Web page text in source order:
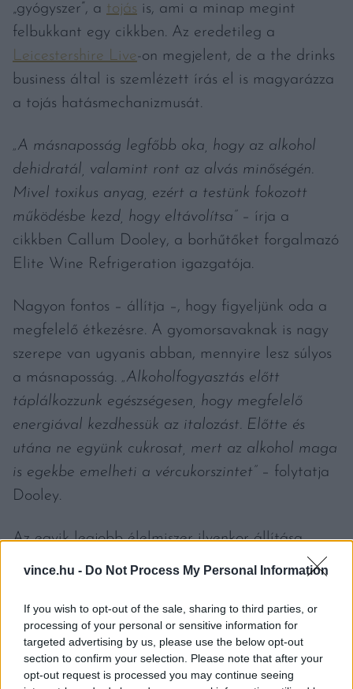
vince.hu - Do Not Process My Personal Information
If you wish to opt-out of the sale, sharing to third parties, or
processing of your personal or sensitive information for
targeted advertising by us, please use the below opt-out
section to confirm your selection. Please note that after your
opt-out request is processed you may continue seeing
„gyógyszer”, a tojás is, ami a minap megint
felbukkant egy cikkben. Az eredetileg a
Leicestershire Live-on megjelent, de a the drinks
business által is szemlézett írás el is magyarázza
a tojás hatásmechanizmusát.
„A másnaposság legfőbb oka, hogy az alkohol
dehidratál, valamint ront az alvás minőségén.
Mivel toxikus anyag, ezért a testünk fokozott
működésbe kezd, hogy eltávolítsa”
– írja a
cikkben Callum Dooley, a borhűtőket forgalmazó
Elite Wine Refrigeration igazgatója.
Nagyon fontos – állítja –, hogy figyeljünk oda a
megfelelő étkezésre. A gyomorsavaknak is nagy
szerepe van ugyanis abban, mennyire lesz súlyos
a másnaposság. „Alkoholfogyasztás előtt
táplálkozzunk egészségesen, hogy megfelelő
energiával kezdhessük az italozást. Előtte és
utána ne együnk cukrosat, mert az alkohol maga
is egekbe emelheti a vércukorszintet”
– folytatja
Dooley.
Az egyik legjobb élelmiszer ilyenkor állítása
szerint a tojás. Ennek aminósavai ugyanis
mennyiségben természetesen jelen lévő
acetaldehidet, ami szintén hozzájárul a
másnapossághoz. Mindemellett a tojás a gyomor
regenerálódását segítő tápanyagokban, ásványi